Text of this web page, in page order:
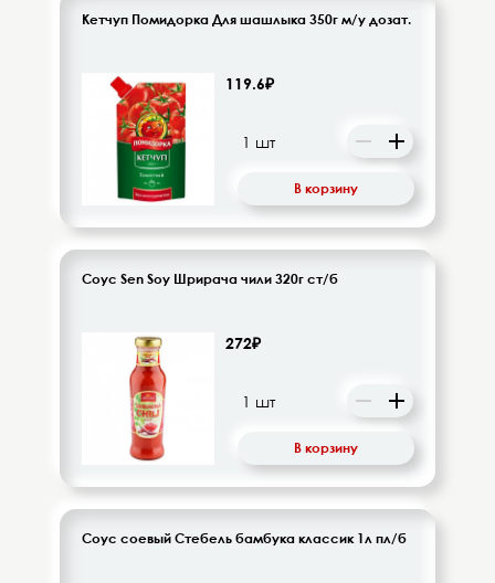
Кетчуп Помидорка Для шашлыка 350г м/у дозат.
119.6₽
В корзину
Соус Sen Soy Шрирача чили 320г ст/б
272₽
В корзину
Соус соевый Стебель бамбука классик 1л пл/б